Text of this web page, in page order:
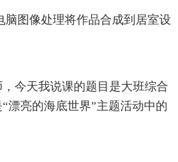
脑图像处理将作品合成到居室设
今天我说课的题目是大班综合
漂亮的海底世界”主题活动中的